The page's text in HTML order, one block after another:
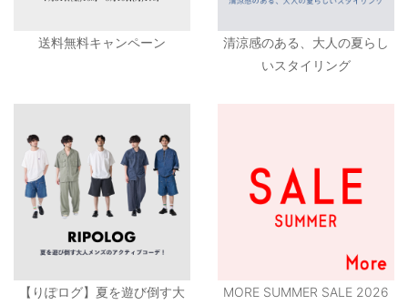
送料無料キャンペーン
清涼感のある、大人の夏らし
いスタイリング
【りぽログ】夏を遊び倒す大
MORE SUMMER SALE 2026